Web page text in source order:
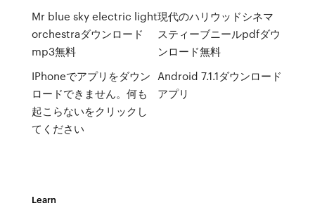
Mr blue sky electric light
orchestraダウンロード
mp3無料
IPhoneでアプリをダウン
ロードできません。何も
起こらないをクリックし
てください
現代のハリウッドシネマ
スティーブニールpdfダウ
ンロード無料
Android 7.1.1ダウンロード
アプリ
Learn